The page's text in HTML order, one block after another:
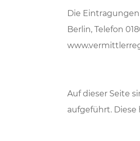
Die
Berlin, Telefon
Auf dieser Seite
aufgeführt.